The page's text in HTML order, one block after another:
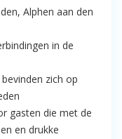
Alphen aan den
in de
zich op
gasten die met de
en drukke